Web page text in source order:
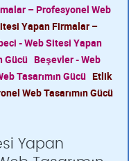
– Profesyonel Web
Yapan Firmalar –
- Web Sitesi Yapan
Gücü Beşevler - Web
Tasarımın Gücü Etlik
Web Tasarımın Gücü
Yapan